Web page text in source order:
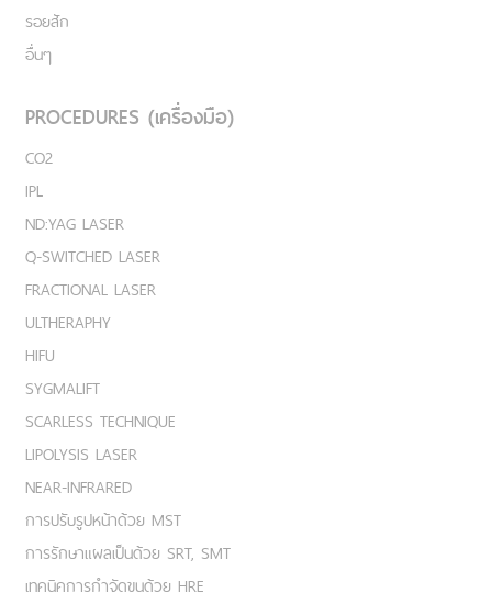
รอยสัก
อื่นๆ
PROCEDURES (เครื่องมือ)
CO2
IPL
ND:YAG LASER
Q-SWITCHED LASER
FRACTIONAL LASER
ULTHERAPHY
HIFU
SYGMALIFT
SCARLESS TECHNIQUE
LIPOLYSIS LASER
NEAR-INFRARED
การปรับรูปหน้าด้วย MST
การรักษาแผลเป็นด้วย SRT, SMT
เทคนิคการกำจัดขนด้วย HRE